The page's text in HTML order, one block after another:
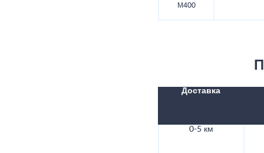
М400
Доставка
0-5 км